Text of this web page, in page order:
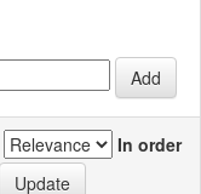
In order